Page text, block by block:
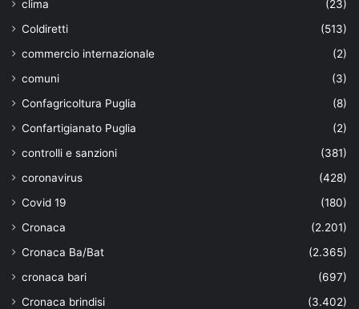
clima
(23)
Coldiretti
(513)
commercio internazionale
(2)
comuni
(3)
Confagricoltura Puglia
(8)
Confartigianato Puglia
(2)
controlli e sanzioni
(381)
coronavirus
(428)
Covid 19
(180)
Cronaca
(2.201)
Cronaca Ba/Bat
(2.365)
cronaca bari
(697)
Cronaca brindisi
(3.402)